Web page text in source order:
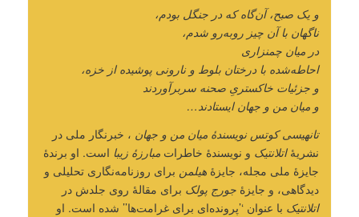
و یک صبح، آن‌گاه که در جنگل بودم،
ناگهان با آن چیز روبه‌رو شدم،
در میان چمنزاری
احاطه‌شده با درختان بلوط و نارونی پوشیده از خزه،
و جزئیات خاکستریِ صحنه سربرآوردند
و میان من و جهان ایستادند…
تانهیسی کوتس نویسندۀ میان من و جهان ، خبرنگار ملی در
نشریۀاتلانتیک و نویسندۀ خاطرات مبارزۀ زیبا است. او برندۀ
جایزۀ ملی مجله، جایزۀ هیلمن برای روزنامه‌نگاری تحلیلی و
دیدگاهی، و جایزۀ جورج پولک برای مقالۀ روی جلدش در
اتلانتیک با عنوان ‘’پرونده‌ای برای غرامت‌ها’’ شده است. او